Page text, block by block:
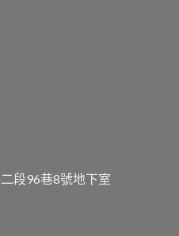
段96巷8號地下室